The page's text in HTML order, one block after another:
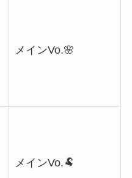
メインVo.🌸
メインVo.🐏